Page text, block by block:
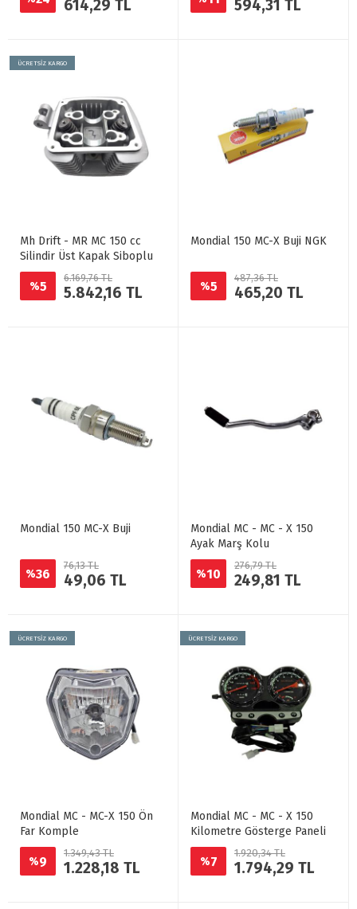
614,29 TL 594,31 TL
ÜCRETSİZ KARGO
Mh Drift - MR MC 150 cc
Silindir Üst Kapak Siboplu
%5
6.169,76 TL
5.842,16 TL
Mondial 150 MC-X Buji NGK
%5
487,36 TL
465,20 TL
Mondial 150 MC-X Buji
%36
76,13 TL
49,06 TL
Mondial MC - MC - X 150
Ayak Marş Kolu
%10
276,79 TL
249,81 TL
ÜCRETSİZ KARGO
Mondial MC - MC-X 150 Ön
Far Komple
%9
1.349,43 TL
1.228,18 TL
ÜCRETSİZ KARGO
Mondial MC - MC - X 150
Kilometre Gösterge Paneli
%7
1.920,34 TL
1.794,29 TL